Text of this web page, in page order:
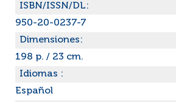
ISBN/ISSN/DL:
950-20-0237-7
Dimensiones:
198 p. / 23 cm.
Idiomas :
Español